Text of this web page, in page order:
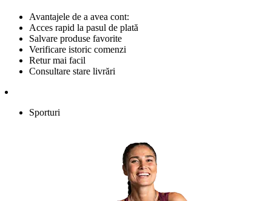
Avantajele de a avea cont:
Acces rapid la pasul de plată
Salvare produse favorite
Verificare istoric comenzi
Retur mai facil
Consultare stare livrări
Sporturi